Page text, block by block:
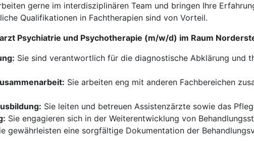
gerne im interdisziplinären Team und bringen Ihre
Qualifikationen in Fachtherapien sind von Vorteil.
Psychiatrie und Psychotherapie (m/w/d) im Raum
Sie sind verantwortlich für die diagnostische Abklärung und
Sie arbeiten eng mit anderen Fachbereichen
Sie leiten und betreuen Assistenzärzte sowie das
Sie engagieren sich in der Weiterentwicklung von
gewährleisten eine sorgfältige Dokumentation der